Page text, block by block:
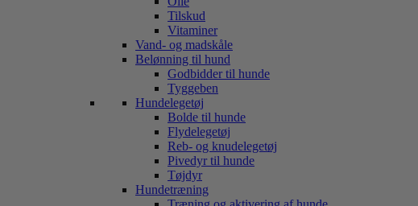
Tilskud
Vitaminer
Vand- og madskåle
Belønning til hund
Godbidder til hunde
Tyggeben
Hundelegetøj
Bolde til hunde
Flydelegetøj
Reb- og knudelegetøj
Pivedyr til hunde
Tøjdyr
Hundetræning